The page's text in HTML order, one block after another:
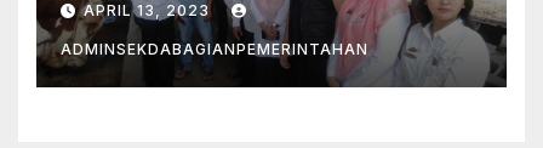
APRIL 13, 2023
ADMINSEKDABAGIANPEMERINTAHAN